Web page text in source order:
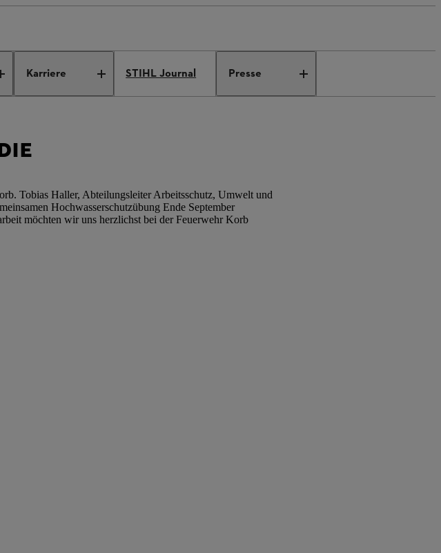
Karriere STIHL Journal Presse
Tobias Haller, Abteilungsleiter Arbeitsschutz, Umwelt und
Hochwasserschutzübung Ende September
möchten wir uns herzlichst bei der Feuerwehr Korb